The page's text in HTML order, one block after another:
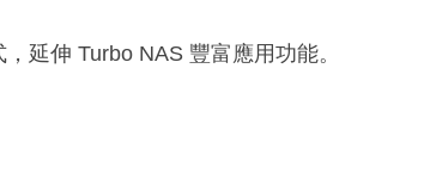
延伸 Turbo NAS 豐富應用功能。